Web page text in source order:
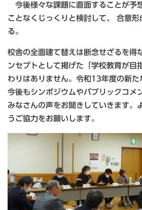
今後様々な課題に直面することが予
ことなくじっくりと検討して、 合意
る。
校舎の全面建て替えは断念せざるを得
ンセプトとして掲げた「学校教育が目
わりはありません。令和13年度の新た
今後もシンポジウムやパブリックコメ
みなさんの声をお聞きしていきます。
うご協力をお願いします。